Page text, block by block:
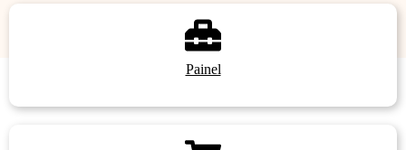
Painel